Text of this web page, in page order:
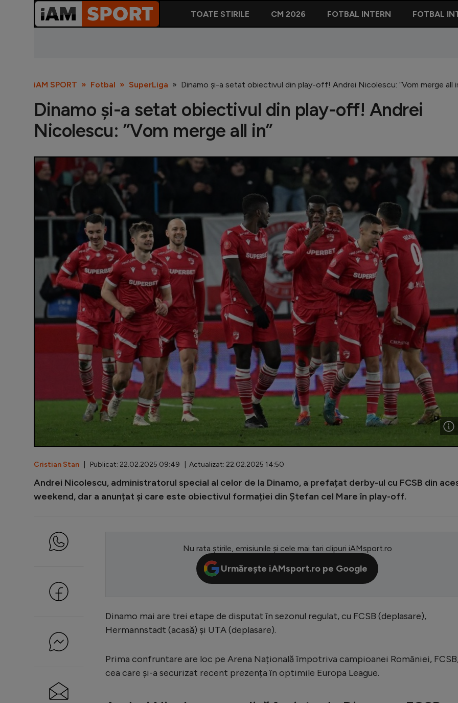
TOATE STIRILE CM 2026 FOTBAL INTERN FOTBAL
iAM SPORT Fotbal SuperLiga Dinamo și-a setat obiectivul din play-off! Andrei Nicolescu: ”Vom merge all
Dinamo și-a setat obiectivul din play-off! Andrei
Nicolescu: ”Vom merge all in”
Cristian Stan | Publicat: 22.02.2025 09:49 | Actualizat: 22.02.2025 14:50
Andrei Nicolescu, administratorul special al celor de la Dinamo, a prefațat derby-ul cu FCSB din
weekend, dar a anunțat și care este obiectivul formației din Ștefan cel Mare în play-off.
Nu rata știrile, emisiunile și cele mai tari clipuri iAMsport.ro
Urmărește iAMsport.ro pe Google
Dinamo mai are trei etape de disputat în sezonul regulat, cu FCSB (deplasare),
Hermannstadt (acasă) și UTA (deplasare).
Prima confruntare are loc pe Arena Națională împotriva campioanei României,
cea care și-a securizat recent prezența în optimile Europa League.